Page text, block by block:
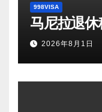
998VISA
马尼拉退
2026年8月1日